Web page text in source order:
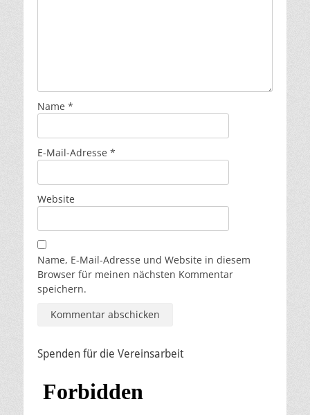
Name *
E-Mail-Adresse *
Website
Name, E-Mail-Adresse und Website in diesem
Browser für meinen nächsten Kommentar
speichern.
Spenden für die Vereinsarbeit